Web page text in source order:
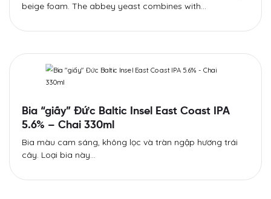
beige foam. The abbey yeast combines with…
Bia “giấy” Đức Baltic Insel East Coast IPA
5.6% – Chai 330ml
Bia màu cam sáng, không lọc và tràn ngập hương trái
cây. Loại bia này…